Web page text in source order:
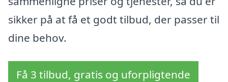
sikker på at få et godt tilbud, der passer til
dine behov.
Få 3 tilbud, gratis og uforpligtende